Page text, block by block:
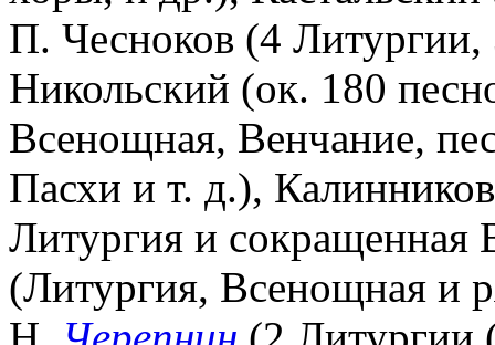
П. Чесноков (4
Никольский (ок. 180
Всенощная, Венчание,
Пасхи и т. д.),
Литургия и
(Литургия, Всенощная и